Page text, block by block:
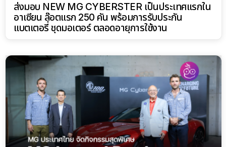
ส่งมอบ NEW MG CYBERSTER เป็นประเทศแรกใน
อาเซียน ล๊อตแรก 250 คัน พร้อมการรับประกัน
แบตเตอรี่ ชุดมอเตอร์ ตลอดอายุการใช้งาน